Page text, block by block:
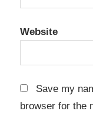
Website
Save my
browser for the